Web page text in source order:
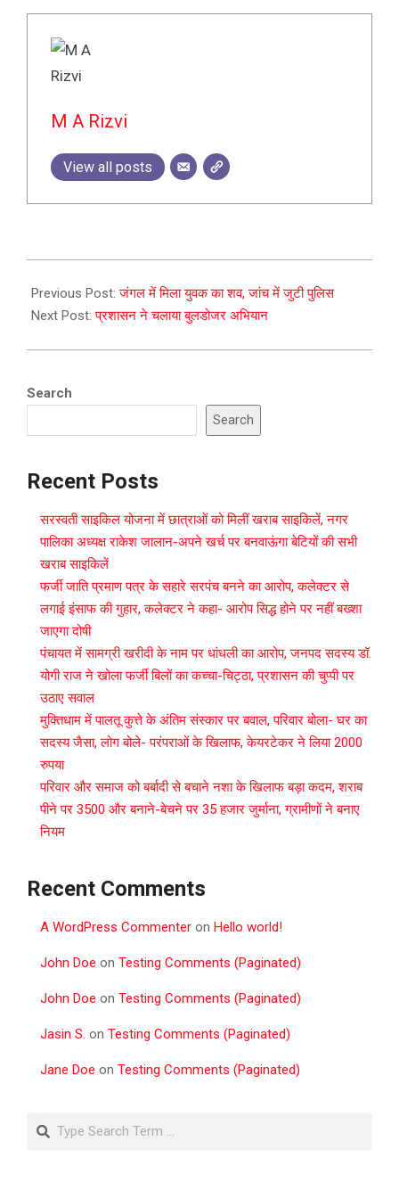
M A Rizvi
View all posts
12-
14
Previous Post:जंगल में मिला युवक का शव, जांच में जुटी पुलिस
Next Post:प्रशासन ने चलाया बुलडोजर अभियान
Search
Search
Recent Posts
सरस्वती साइकिल योजना में छात्राओं को मिलीं खराब साइकिलें, नगर
पालिका अध्यक्ष राकेश जालान-अपने खर्च पर बनवाऊंगा बेटियों की सभी
खराब साइकिलें
फर्जी जाति प्रमाण पत्र के सहारे सरपंच बनने का आरोप, कलेक्टर से
लगाई इंसाफ की गुहार, कलेक्टर ने कहा- आरोप सिद्ध होने पर नहीं बख्शा
जाएगा दोषी
पंचायत में सामग्री खरीदी के नाम पर धांधली का आरोप, जनपद सदस्य डॉ.
योगी राज ने खोला फर्जी बिलों का कच्चा-चिट्ठा, प्रशासन की चुप्पी पर
उठाए सवाल
मुक्तिधाम में पालतू कुत्ते के अंतिम संस्कार पर बवाल, परिवार बोला- घर का
सदस्य जैसा, लोग बोले- परंपराओं के खिलाफ, केयरटेकर ने लिया 2000
रुपया
परिवार और समाज को बर्बादी से बचाने नशा के खिलाफ बड़ा कदम, शराब
पीने पर 3500 और बनाने-बेचने पर 35 हजार जुर्माना, ग्रामीणों ने बनाए
नियम
Recent Comments
A WordPress Commenter on Hello world!
John Doe on Testing Comments (Paginated)
John Doe on Testing Comments (Paginated)
Jasin S. on Testing Comments (Paginated)
Jane Doe on Testing Comments (Paginated)
Search